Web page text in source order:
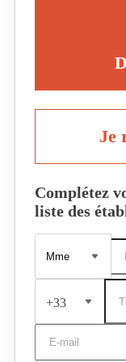
Je
Complétez
liste des
+33